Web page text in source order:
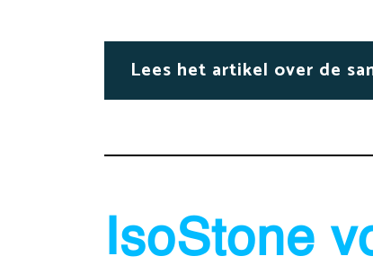
Lees het artikel over de
IsoStone